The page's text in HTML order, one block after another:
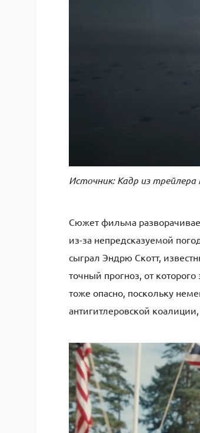
Источник: Кадр из
Сюжет фильма
из-за непредсказуемой
сыграл Эндрю Скотт,
точный прогноз, от
тоже опасно, поскольку
антигитлеровской